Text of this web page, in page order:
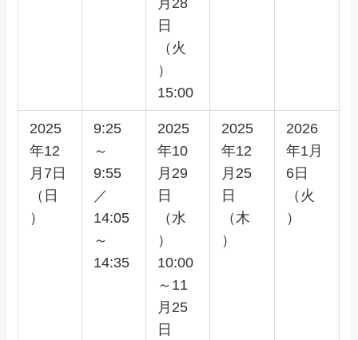
日
（火
）
15:00
2025
年12
月7日
（日
）
9:25
～
9:55
／
14:05
～
14:35
2025
年10
月29
日
（水
）
10:00
～11
月25
日
2025
年12
月25
日
（木
）
2026
年1月
6日
（火
）